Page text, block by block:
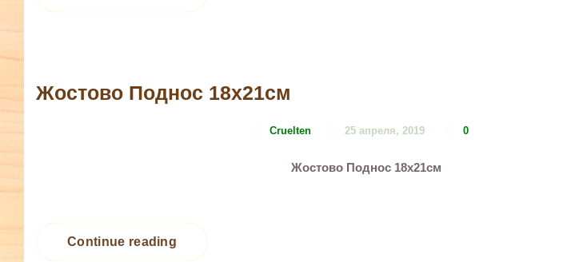
Жостово Поднос 18х21см
Cruelten 25 апреля, 2019 0
Жостово Поднос 18х21см
Continue reading